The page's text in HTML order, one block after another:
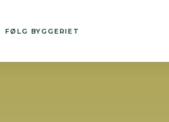
FØLG BYGGERIET